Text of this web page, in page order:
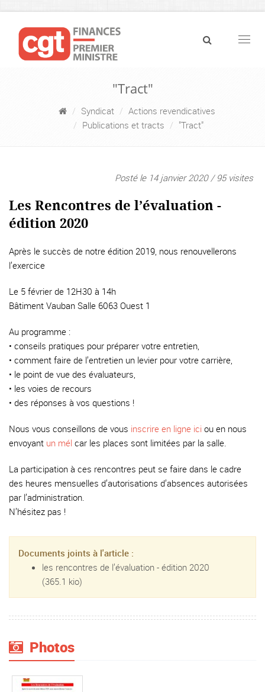
"Tract"
Syndicat
Actions revendicatives
Publications et tracts
"Tract"
Posté le 14 janvier 2020 / 95 visites
Les Rencontres de l’évaluation -
édition 2020
Après le succès de notre édition 2019, nous renouvellerons
l’exercice
Le 5 février de 12H30 à 14h
Bâtiment Vauban Salle 6063 Ouest 1
Au programme :
• conseils pratiques pour préparer votre entretien,
• comment faire de l’entretien un levier pour votre carrière,
• le point de vue des évaluateurs,
• les voies de recours
• des réponses à vos questions !
Nous vous conseillons de vous inscrire en ligne ici ou en nous
envoyant un mél car les places sont limitées par la salle.
La participation à ces rencontres peut se faire dans le cadre
des heures mensuelles d’autorisations d’absences autorisées
par l’administration.
N’hésitez pas !
Documents joints à l'article :
les rencontres de l’évaluation - édition 2020
(365.1 kio)
Photos